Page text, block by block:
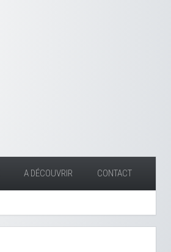
A DÉCOUVRIR CONTACT